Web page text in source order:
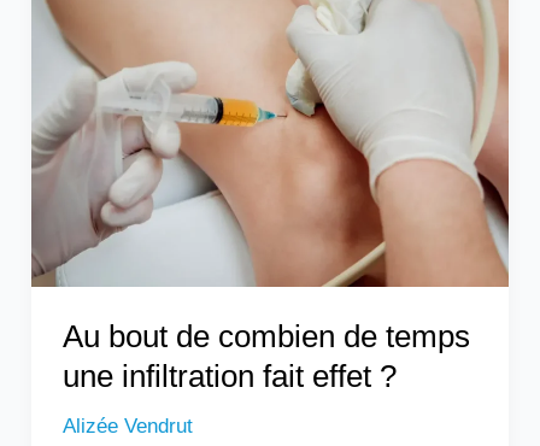
Au bout de combien de temps
une infiltration fait effet ?
Alizée Vendrut
de
combien
de
temps
infiltration
fait
effet
?